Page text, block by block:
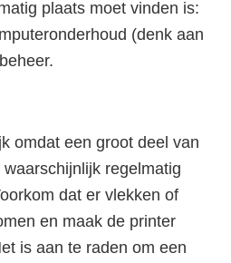
plaats moet vinden is:
(denk aan
omdat een groot deel van
regelmatig
dat er vlekken of
en maak de printer
is aan te raden om een